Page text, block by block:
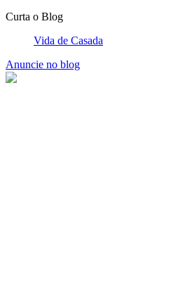
Curta o Blog
Vida de Casada
Anuncie no blog